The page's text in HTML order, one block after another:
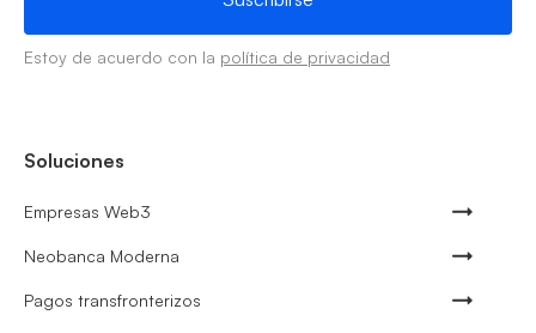
Estoy de acuerdo con la política de privacidad
Soluciones
Empresas Web3
Neobanca Moderna
Pagos transfronterizos